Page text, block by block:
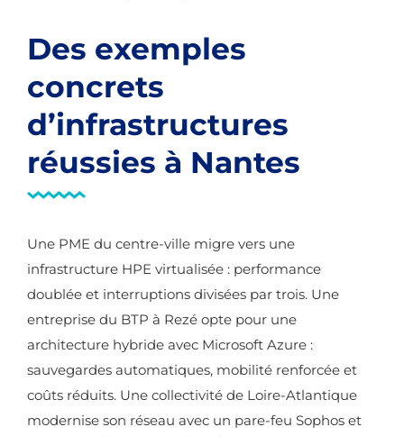
Des exemples
concrets
d’infrastructures
réussies à Nantes
Une PME du centre-ville migre vers une
infrastructure HPE virtualisée : performance
doublée et interruptions divisées par trois. Une
entreprise du BTP à Rezé opte pour une
architecture hybride avec Microsoft Azure :
sauvegardes automatiques, mobilité renforcée et
coûts réduits. Une collectivité de Loire-Atlantique
modernise son réseau avec un pare-feu Sophos et